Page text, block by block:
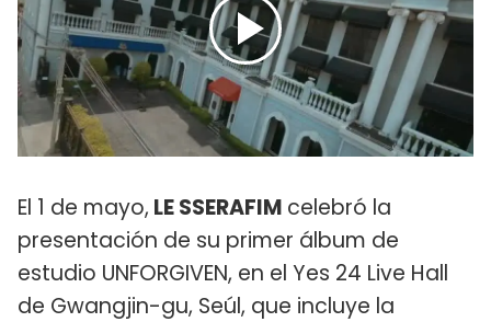
El 1 de mayo, LE SSERAFIM celebró la
presentación de su primer álbum de
estudio UNFORGIVEN, en el Yes 24 Live Hall
de Gwangjin-gu, Seúl, que incluye la